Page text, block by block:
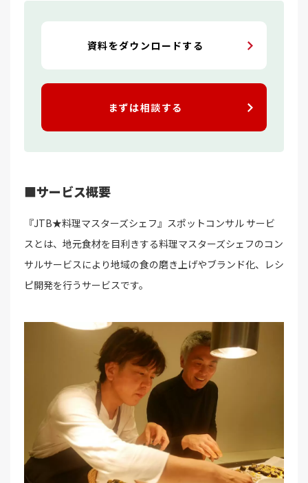
資料をダウンロードする
まずは相談する
■サービス概要
『JTB★料理マスターズシェフ』スポットコンサル サービ
スとは、地元食材を目利きする料理マスターズシェフのコン
サルサービスにより地域の食の磨き上げやブランド化、レシ
ピ開発を行うサービスです。